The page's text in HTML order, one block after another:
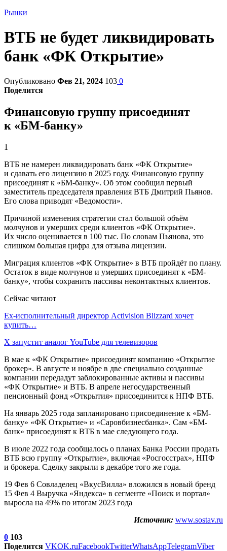
Рынки
ВТБ не будет ликвидировать
банк «ФК Открытие»
Опубликовано Фев 21, 2024 103 0
Поделится
Финансовую группу присоединят
к «БМ-банку»
1
ВТБ не намерен ликвидировать банк «ФК Открытие»
и сдавать его лицензию в 2025 году. Финансовую группу
присоединят к «БМ-банку». Об этом сообщил первый
заместитель председателя правления ВТБ Дмитрий Пьянов.
Его слова приводят «Ведомости».
Причиной изменения стратегии стал большой объём
молчунов и умерших среди клиентов «ФК Открытие».
Их число оценивается в 100 тыс. По словам Пьянова, это
слишком большая цифра для отзыва лицензии.
Миграция клиентов «ФК Открытие» в ВТБ пройдёт по плану.
Остаток в виде молчунов и умерших присоединят к «БМ-
банку», чтобы сохранить пассивы неконтактных клиентов.
Сейчас читают
Ex-исполнительный директор Activision Blizzard хочет
купить…
X запустит аналог YouTube для телевизоров
В мае к «ФК Открытие» присоединят компанию «Открытие
брокер». В августе и ноябре в две специально созданные
компании передадут заблокированные активы и пассивы
«ФК Открытие» и ВТБ. В апреле негосударственный
пенсионный фонд «Открытия» присоединится к НПФ ВТБ.
На январь 2025 года запланировано присоединение к «БМ-
банку» «ФК Открытие» и «Саровбизнесбанка». Сам «БМ-
банк» присоединят к ВТБ в мае следующего года.
В июле 2022 года сообщалось о планах Банка России продать
ВТБ всю группу «Открытие», включая «Росгосстрах», НПФ
и брокера. Сделку закрыли в декабре того же года.
19 Фев 6 Совладелец «ВкусВилла» вложился в новый бренд
15 Фев 4 Выручка «Яндекса» в сегменте «Поиск и портал»
выросла на 49% по итогам 2023 года
Источник: www.sostav.ru
0 103
Поделится VKOK.ruFacebookTwitterWhatsAppTelegramViber